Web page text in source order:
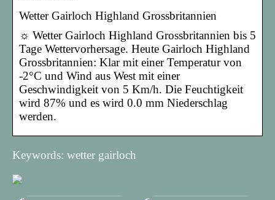
Wetter Gairloch Highland Grossbritannien
☼ Wetter Gairloch Highland Grossbritannien bis 5
Tage Wettervorhersage. Heute Gairloch Highland
Grossbritannien: Klar mit einer Temperatur von
-2°C und Wind aus West mit einer
Geschwindigkeit von 5 Km/h. Die Feuchtigkeit
wird 87% und es wird 0.0 mm Niederschlag
werden.
Keywords: wetter gairloch